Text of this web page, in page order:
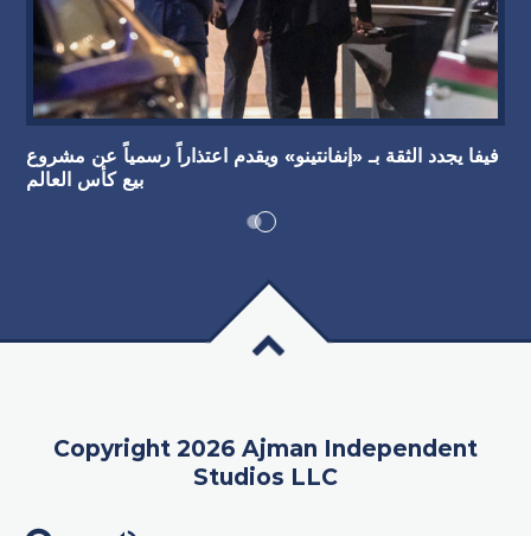
فيفا يجدد الثقة بـ «إنفانتينو» ويقدم اعتذاراً رسمياً عن مشروع
بيع كأس العالم
Copyright 2026 Ajman Independent
Studios LLC